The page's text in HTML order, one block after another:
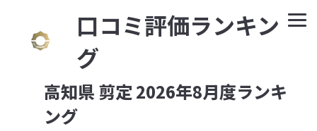
⼝コミ評価ランキン
グ
高知県 剪定 2026年8月度ランキ
ング